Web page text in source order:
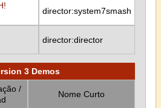
director:system7smash
director:director
3 Demos
/
Nome Curto